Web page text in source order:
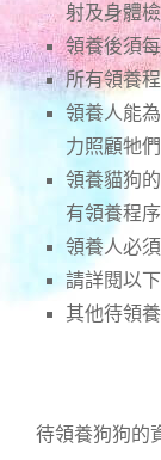
射及身體
領養後須
所有領養
領養人能
力照顧牠
領養貓狗
有領養程序
領養人必
請詳閱以
其他待領
待領養狗狗的